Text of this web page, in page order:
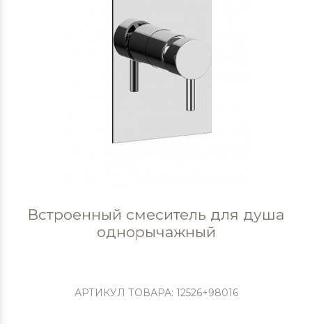
Встроенный смеситель для душа
однорычажный
АРТИКУЛ ТОВАРА: 12526+98016